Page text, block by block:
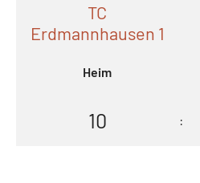
TC
Erdmannhausen 1
Heim
10 :